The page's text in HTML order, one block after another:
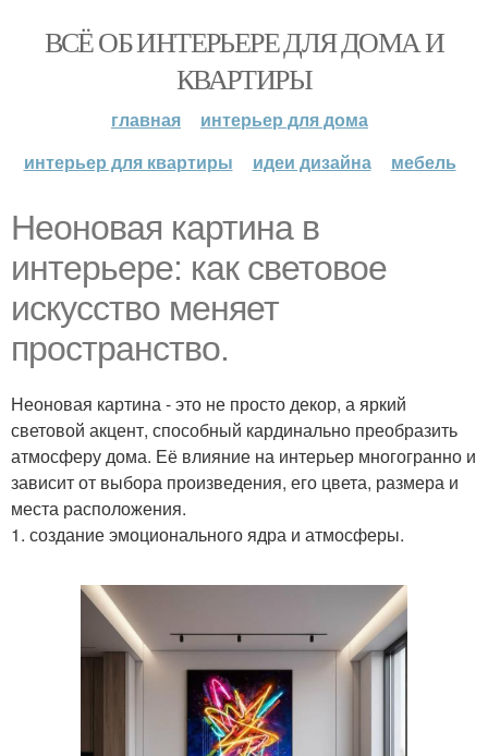
ВСЁ ОБ ИНТЕРЬЕРЕ ДЛЯ ДОМА И
КВАРТИРЫ
главная
интерьер для дома
интерьер для квартиры
идеи дизайна мебель
Неоновая картина в
интерьере: как световое
искусство меняет
пространство.
Неоновая картина - это не просто декор, а яркий
световой акцент, способный кардинально преобразить
атмосферу дома. Её влияние на интерьер многогранно и
зависит от выбора произведения, его цвета, размера и
места расположения.
1. создание эмоционального ядра и атмосферы.